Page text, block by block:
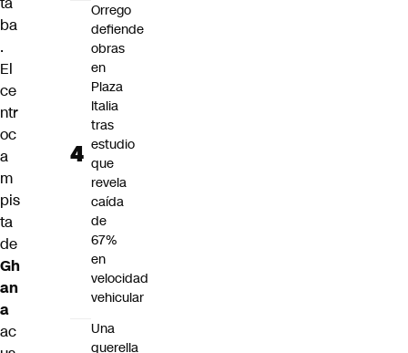
ba
.
El
ce
ntr
oc
a
m
pis
ta
de
Gh
an
a
ac
Orrego
defiende
obras
en
Plaza
Italia
tras
estudio
que
revela
caída
de
67%
en
velocidad
vehicular
Una
querella